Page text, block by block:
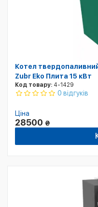
Котел
Zubr Eko Плита 15 кВт
Код товару: 4-1429
0 відгуків
Ціна
28500 ₴